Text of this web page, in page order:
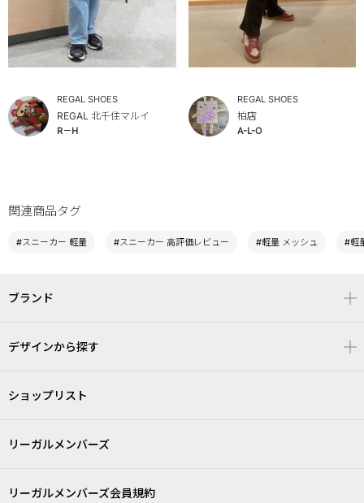
REGAL SHOES
REGAL 北千住マルイ
R－H
REGAL SHOES
柏店
A-L-O
関連商品タグ
#スニーカー 軽量 #スニーカー 高評価レビュー #軽量 メッシュ #軽
ブランド
デザインから探す
ショップリスト
リーガルメンバーズ
リーガルメンバーズ会員規約